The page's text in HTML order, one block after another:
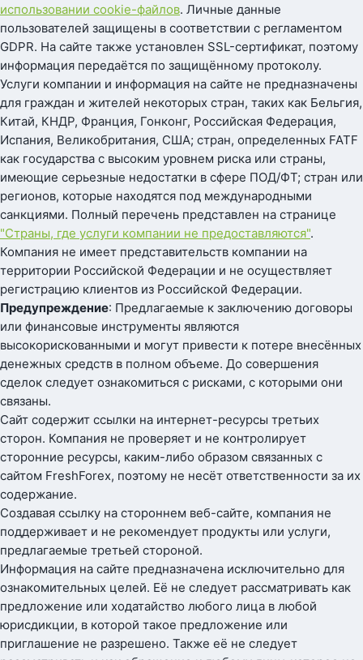
использовании cookie-файлов. Личные данные
пользователей защищены в соответствии с регламентом
GDPR. На сайте также установлен SSL-сертификат, поэтому
информация передаётся по защищённому протоколу.
Услуги компании и информация на сайте не предназначены
для граждан и жителей некоторых стран, таких как Бельгия,
Китай, КНДР, Франция, Гонконг, Российская Федерация,
Испания, Великобритания, США; стран, определенных FATF
как государства с высоким уровнем риска или страны,
имеющие серьезные недостатки в сфере ПОД/ФТ; стран или
регионов, которые находятся под международными
санкциями. Полный перечень представлен на странице
"Страны, где услуги компании не предоставляются".
Компания не имеет представительств компании на
территории Российской Федерации и не осуществляет
регистрацию клиентов из Российской Федерации.
Предупреждение: Предлагаемые к заключению договоры
или финансовые инструменты являются
высокорискованными и могут привести к потере внесённых
денежных средств в полном объеме. До совершения
сделок следует ознакомиться с рисками, с которыми они
связаны.
Сайт содержит ссылки на интернет-ресурсы третьих
сторон. Компания не проверяет и не контролирует
сторонние ресурсы, каким-либо образом связанных с
сайтом FreshForex, поэтому не несёт ответственности за их
содержание.
Создавая ссылку на стороннем веб-сайте, компания не
поддерживает и не рекомендует продукты или услуги,
предлагаемые третьей стороной.
Информация на сайте предназначена исключительно для
ознакомительных целей. Её не следует рассматривать как
предложение или ходатайство любого лица в любой
юрисдикции, в которой такое предложение или
приглашение не разрешено. Также её не следует